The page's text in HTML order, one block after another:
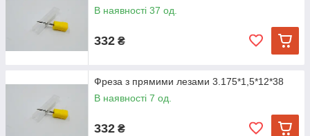
В наявності 37 од.
332 ₴
Фреза з прямими лезами 3.175*1,5*12*38
В наявності 7 од.
332 ₴